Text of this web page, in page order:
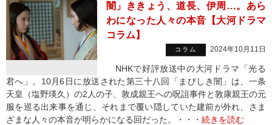
闇」ききょう、道長、伊周…。あら
わになった人々の本音【大河ドラマ
コラム】
コラム 2024年10月11日
NHKで好評放送中の大河ドラマ「光る
君へ」。10月6日に放送された第三十八回「まびしき闇」は、一条
天皇（塩野瑛久）の2人の子、敦成親王への呪詛事件と敦康親王の元
服を巡る出来事を通じ、それまで覆い隠していた建前が外れ、さま
ざまな人々の本音が明らかになる回だった。・・・ 続きを読む